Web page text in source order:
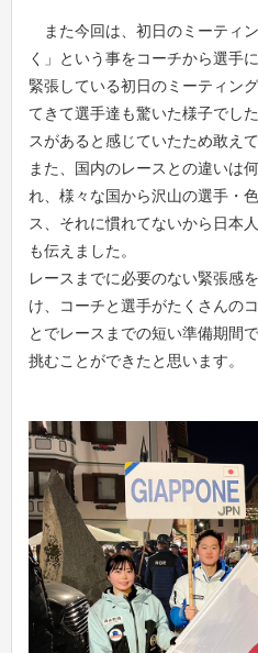
また今回は、初日のミーティ
く」という事をコーチから選手
緊張している初日のミーティン
てきて選手達も驚いた様子でし
スがあると感じていたため敢え
また、国内のレースとの違いは
れ、様々な国から沢山の選手・
ス、それに慣れてないから日本
も伝えました。
レースまでに必要のない緊張感
け、コーチと選手がたくさんの
とでレースまでの短い準備期間
挑むことができたと思います。